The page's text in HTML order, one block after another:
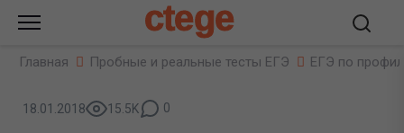
ctege
Главная Пробные и реальные тесты ЕГЭ ЕГЭ по
18.01.2018 15.5K 0